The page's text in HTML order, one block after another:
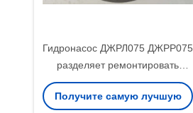
Гидронасос ДЖРЛ075 ДЖРР075
разделяет ремонтировать
мотора насоса экскаватора
главный
Получите самую лучшую